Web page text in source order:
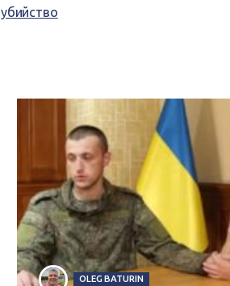
убийство
OLEG BATURIN